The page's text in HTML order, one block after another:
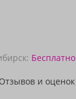
Бесплатно
и оценок